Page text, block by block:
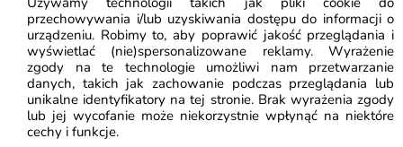
przechowywania i/lub uzyskiwania dostępu do informacji o
urządzeniu. Robimy to, aby poprawić jakość przeglądania i
wyświetlać (nie)spersonalizowane reklamy. Wyrażenie
zgody na te technologie umożliwi nam przetwarzanie
danych, takich jak zachowanie podczas przeglądania lub
unikalne identyfikatory na tej stronie. Brak wyrażenia zgody
lub jej wycofanie może niekorzystnie wpłynąć na niektóre
cechy i funkcje.
Wysoka jakość materiałów i druku, co zapewnia
długotrwałe użytkowanie.
Możliwość personalizacji wymiarów, aby idealnie
pasowała do Twojej przestrzeni.
Łatwy montaż, który nie wymaga specjalistycznych
41.93zł 64.51zł
Najniższa cena z 30 dni:41.93zł
ZOBACZ WSZYSTKIE